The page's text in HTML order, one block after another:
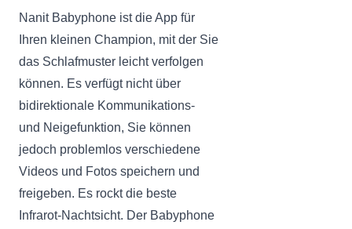
Nanit Babyphone ist die App für
Ihren kleinen Champion, mit der Sie
das Schlafmuster leicht verfolgen
können. Es verfügt nicht über
bidirektionale Kommunikations-
und Neigefunktion, Sie können
jedoch problemlos verschiedene
Videos und Fotos speichern und
freigeben. Es rockt die beste
Infrarot-Nachtsicht. Der Babyphone